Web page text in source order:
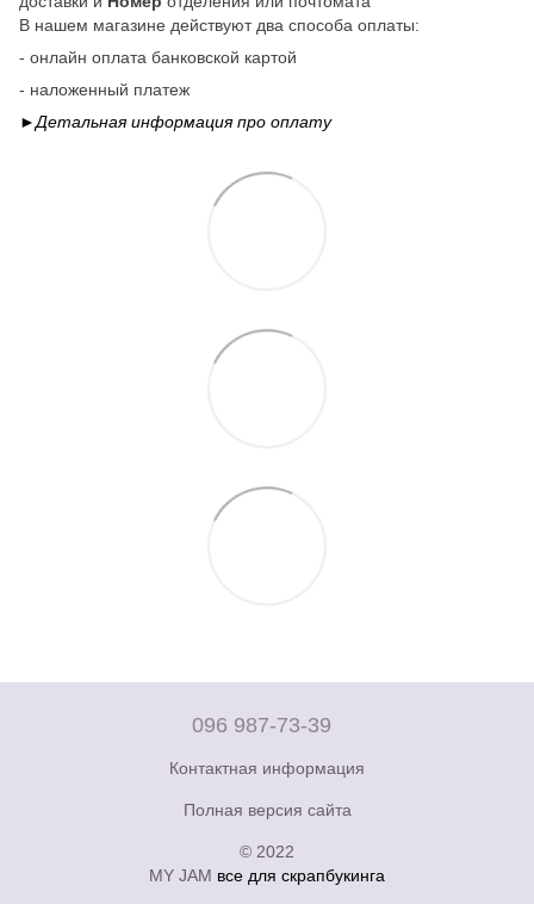
В нашем магазине действуют два способа оплаты:
- онлайн оплата банковской картой
- наложенный платеж
►Детальная информация про оплату
096 987-73-39
Контактная информация
Полная версия сайта
© 2022
MY JAM все для скрапбукинга